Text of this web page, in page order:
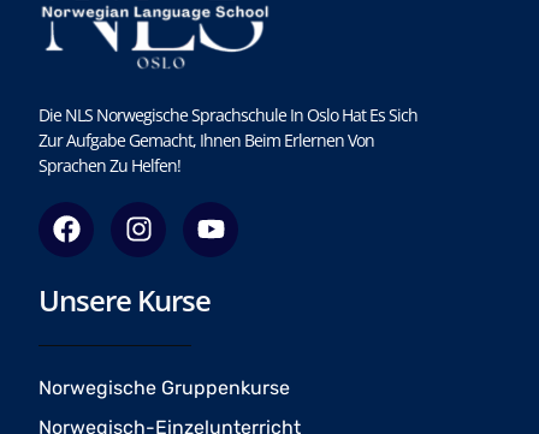
Die NLS Norwegische Sprachschule In Oslo Hat Es Sich
Zur Aufgabe Gemacht, Ihnen Beim Erlernen Von
Sprachen Zu Helfen!
F
a
c
e
o
o
I
n
s
t
g
r
a
Y
o
u
t
e
Unsere Kurse
Norwegische Gruppenkurse
Norwegisch-Einzelunterricht